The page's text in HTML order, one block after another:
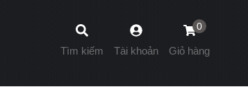
0
Giỏ hàng
Tài khoản
Tìm kiếm